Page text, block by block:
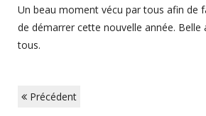
Un beau moment vécu par tous afin de
de démarrer cette nouvelle année. Belle
tous.
Précédent